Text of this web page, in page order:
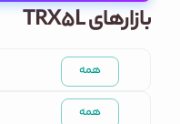
بازارهای TRX5L
همه
همه